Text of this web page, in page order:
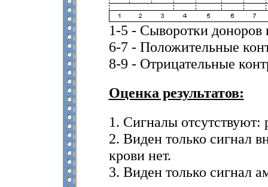
1-5 - Сыворотки доноров
6-7 - Положительные
8-9 - Отрицательные
Оценка результатов:
1. Сигналы
2. Виден только сигнал
крови нет.
3. Виден только сигнал